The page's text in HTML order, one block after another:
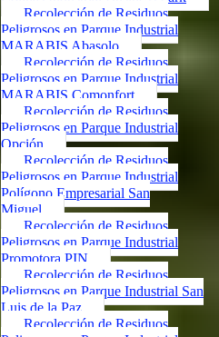
Recolección de Residuos
Peligrosos en Parque Industrial
MARABIS Abasolo
Recolección de Residuos
Peligrosos en Parque Industrial
MARABIS Comonfort
Recolección de Residuos
Peligrosos en Parque Industrial
Opción
Recolección de Residuos
Peligrosos en Parque Industrial
Polígono Empresarial San
Miguel
Recolección de Residuos
Peligrosos en Parque Industrial
Promotora PIN
Recolección de Residuos
Peligrosos en Parque Industrial San
Luis de la Paz
Recolección de Residuos